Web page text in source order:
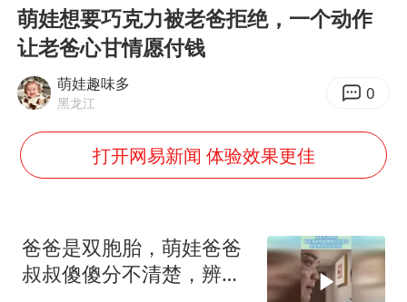
网约车司机充电时猝死保险拒赔
周末打虎 宋致远被查
郑丽文：台湾从来没有“独立”过
戚薇谈把脸交给AI
多个明星演唱会取消
萌娃想要巧克力被老爸拒绝，一个动作
让老爸心甘情愿付钱
萌娃趣味多
黑龙江 0
打开网易新闻 体验效果更佳
爸爸是双胞胎，萌娃爸爸
叔叔傻傻分不清楚，辨真